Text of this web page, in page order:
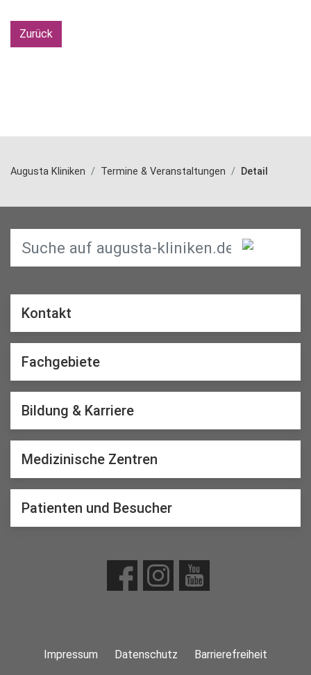
Zurück
Augusta Kliniken Termine & Veranstaltungen Detail
Kontakt
Fachgebiete
Bildung & Karriere
Medizinische Zentren
Patienten und Besucher
Impressum Datenschutz Barrierefreiheit